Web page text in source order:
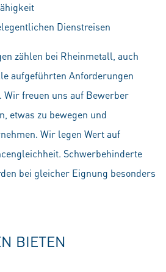
Dienstreisen
zählen bei Rheinmetall, auch
aufgeführten Anforderungen
freuen uns auf Bewerber
etwas zu bewegen und
Wir legen Wert auf
Schwerbehinderte
bei gleicher Eignung besonders
BIETEN